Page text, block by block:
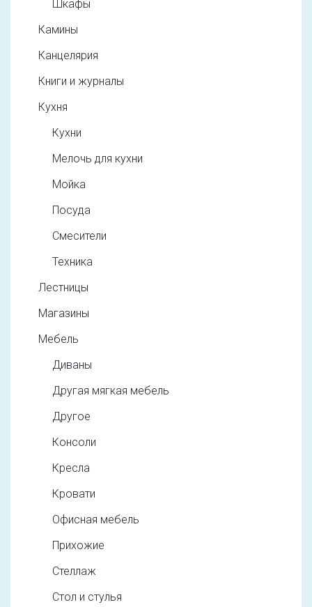
Шкафы
Камины
Канцелярия
Книги и журналы
Кухня
Кухни
Мелочь для кухни
Мойка
Посуда
Смесители
Техника
Лестницы
Магазины
Мебель
Диваны
Другая мягкая мебель
Другое
Консоли
Кресла
Кровати
Офисная мебель
Прихожие
Стеллаж
Стол и стулья